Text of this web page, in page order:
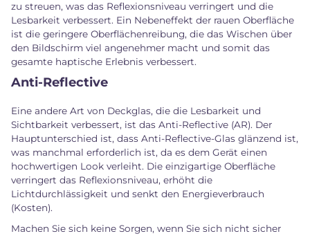
zu streuen, was das Reflexionsniveau verringert und die
Lesbarkeit verbessert. Ein Nebeneffekt der rauen Oberfläche
ist die geringere Oberflächenreibung, die das Wischen über
den Bildschirm viel angenehmer macht und somit das
gesamte haptische Erlebnis verbessert.
Anti-Reflective
Eine andere Art von Deckglas, die die Lesbarkeit und
Sichtbarkeit verbessert, ist das Anti-Reflective (AR). Der
Hauptunterschied ist, dass Anti-Reflective-Glas glänzend ist,
was manchmal erforderlich ist, da es dem Gerät einen
hochwertigen Look verleiht. Die einzigartige Oberfläche
verringert das Reflexionsniveau, erhöht die
Lichtdurchlässigkeit und senkt den Energieverbrauch
(Kosten).
Machen Sie sich keine Sorgen, wenn Sie sich nicht sicher